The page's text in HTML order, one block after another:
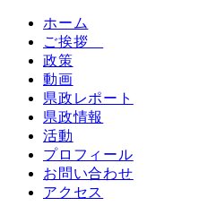
ホーム
ご挨拶
政策
動画
県政レポート
県政情報
活動
プロフィール
お問い合わせ
アクセス